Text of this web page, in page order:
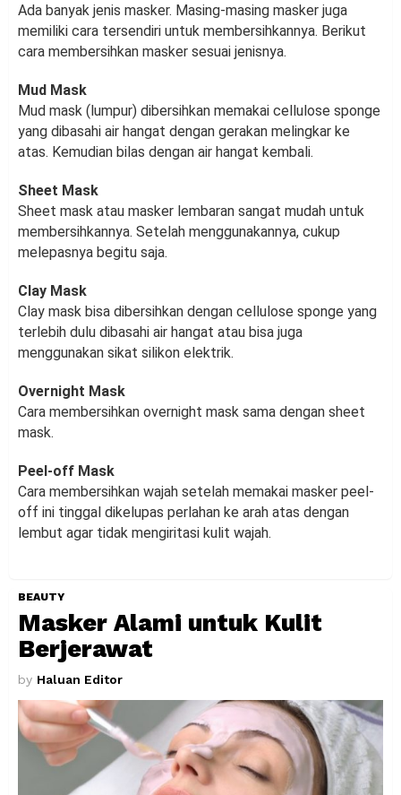
Ada banyak jenis masker. Masing-masing masker juga
memiliki cara tersendiri untuk membersihkannya. Berikut
cara membersihkan masker sesuai jenisnya.
Mud Mask
Mud mask (lumpur) dibersihkan memakai cellulose sponge
yang dibasahi air hangat dengan gerakan melingkar ke
atas. Kemudian bilas dengan air hangat kembali.
Sheet Mask
Sheet mask atau masker lembaran sangat mudah untuk
membersihkannya. Setelah menggunakannya, cukup
melepasnya begitu saja.
Clay Mask
Clay mask bisa dibersihkan dengan cellulose sponge yang
terlebih dulu dibasahi air hangat atau bisa juga
menggunakan sikat silikon elektrik.
Overnight Mask
Cara membersihkan overnight mask sama dengan sheet
mask.
Peel-off Mask
Cara membersihkan wajah setelah memakai masker peel-
off ini tinggal dikelupas perlahan ke arah atas dengan
lembut agar tidak mengiritasi kulit wajah.
BEAUTY
Masker Alami untuk Kulit
Berjerawat
by Haluan Editor